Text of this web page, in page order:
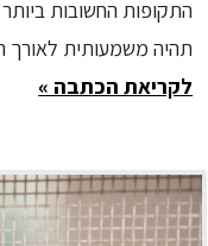
התקופות החשובות
תהיה משמעותית לאורך
לקריאת הכתבה »